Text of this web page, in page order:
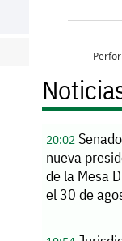
20:02
nueva
de la Mesa
el 30 de